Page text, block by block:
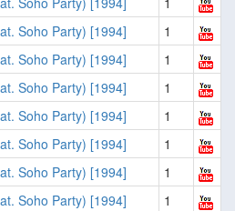
Soho Party) [1994]
1
Soho Party) [1994]
1
Soho Party) [1994]
1
Soho Party) [1994]
1
Soho Party) [1994]
1
Soho Party) [1994]
1
Soho Party) [1994]
1